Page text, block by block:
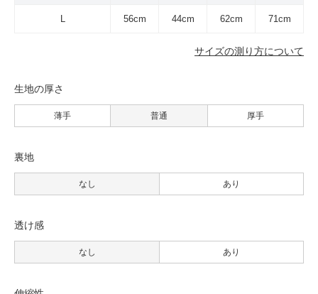
L 56cm 44cm 62cm 71cm
サイズの測り方について
生地の厚さ
薄手 普通 厚手
裏地
なし あり
透け感
なし あり